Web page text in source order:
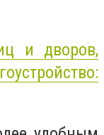
и дворов,